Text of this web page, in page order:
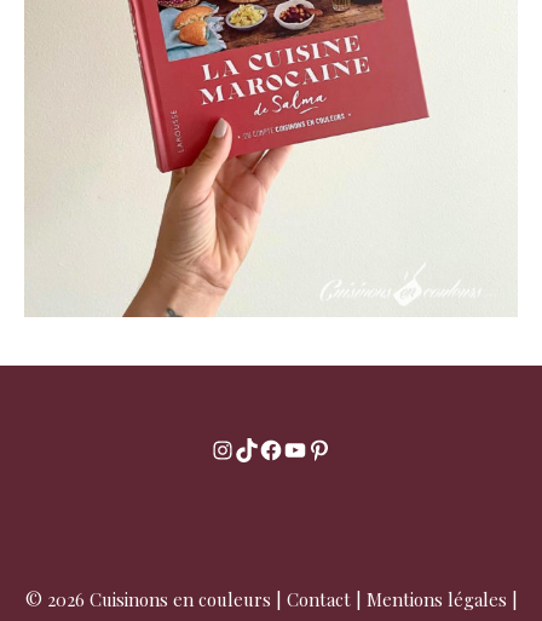
Instagram
TikTok
Facebook
YouTube
Pinterest
© 2026 Cuisinons en couleurs | Contact| Mentions légales |